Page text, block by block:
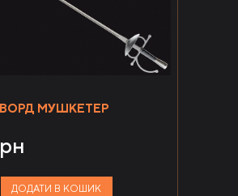
МУШКЕТЕР
ДОДАТИ В КОШИК